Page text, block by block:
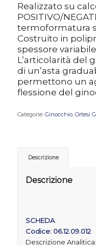
Realizzato su
POSITIVO/
termoformatura
Costruito in
spessore
L’articolarità del
di un’asta
permettono un
flessione del
Categorie: Ginocchio, Ortesi
Descrizione
Descrizione
SCHEDA
Codice: 06.12.09.012
Descrizione Analitica: